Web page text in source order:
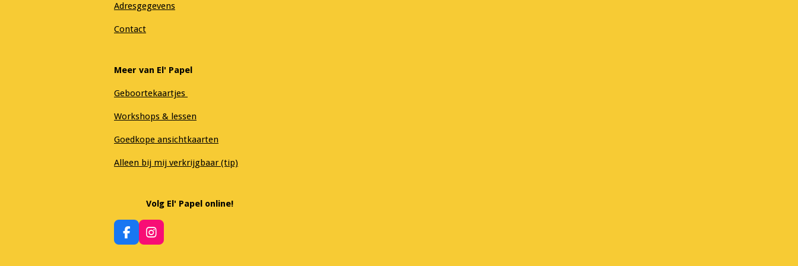
Adresgegevens
Contact
Meer van El' Papel
Geboortekaartjes
Workshops & lessen
Goedkope ansichtkaarten
Alleen bij mij verkrijgbaar (tip)
Volg El' Papel online!
F
a
I
n